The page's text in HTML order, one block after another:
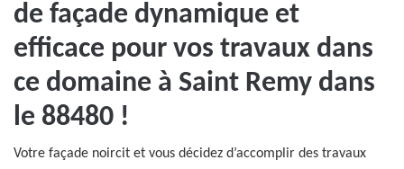
de façade dynamique et
efficace pour vos travaux dans
ce domaine à Saint Remy dans
le 88480 !
Votre façade noircit et vous décidez d’accomplir des travaux